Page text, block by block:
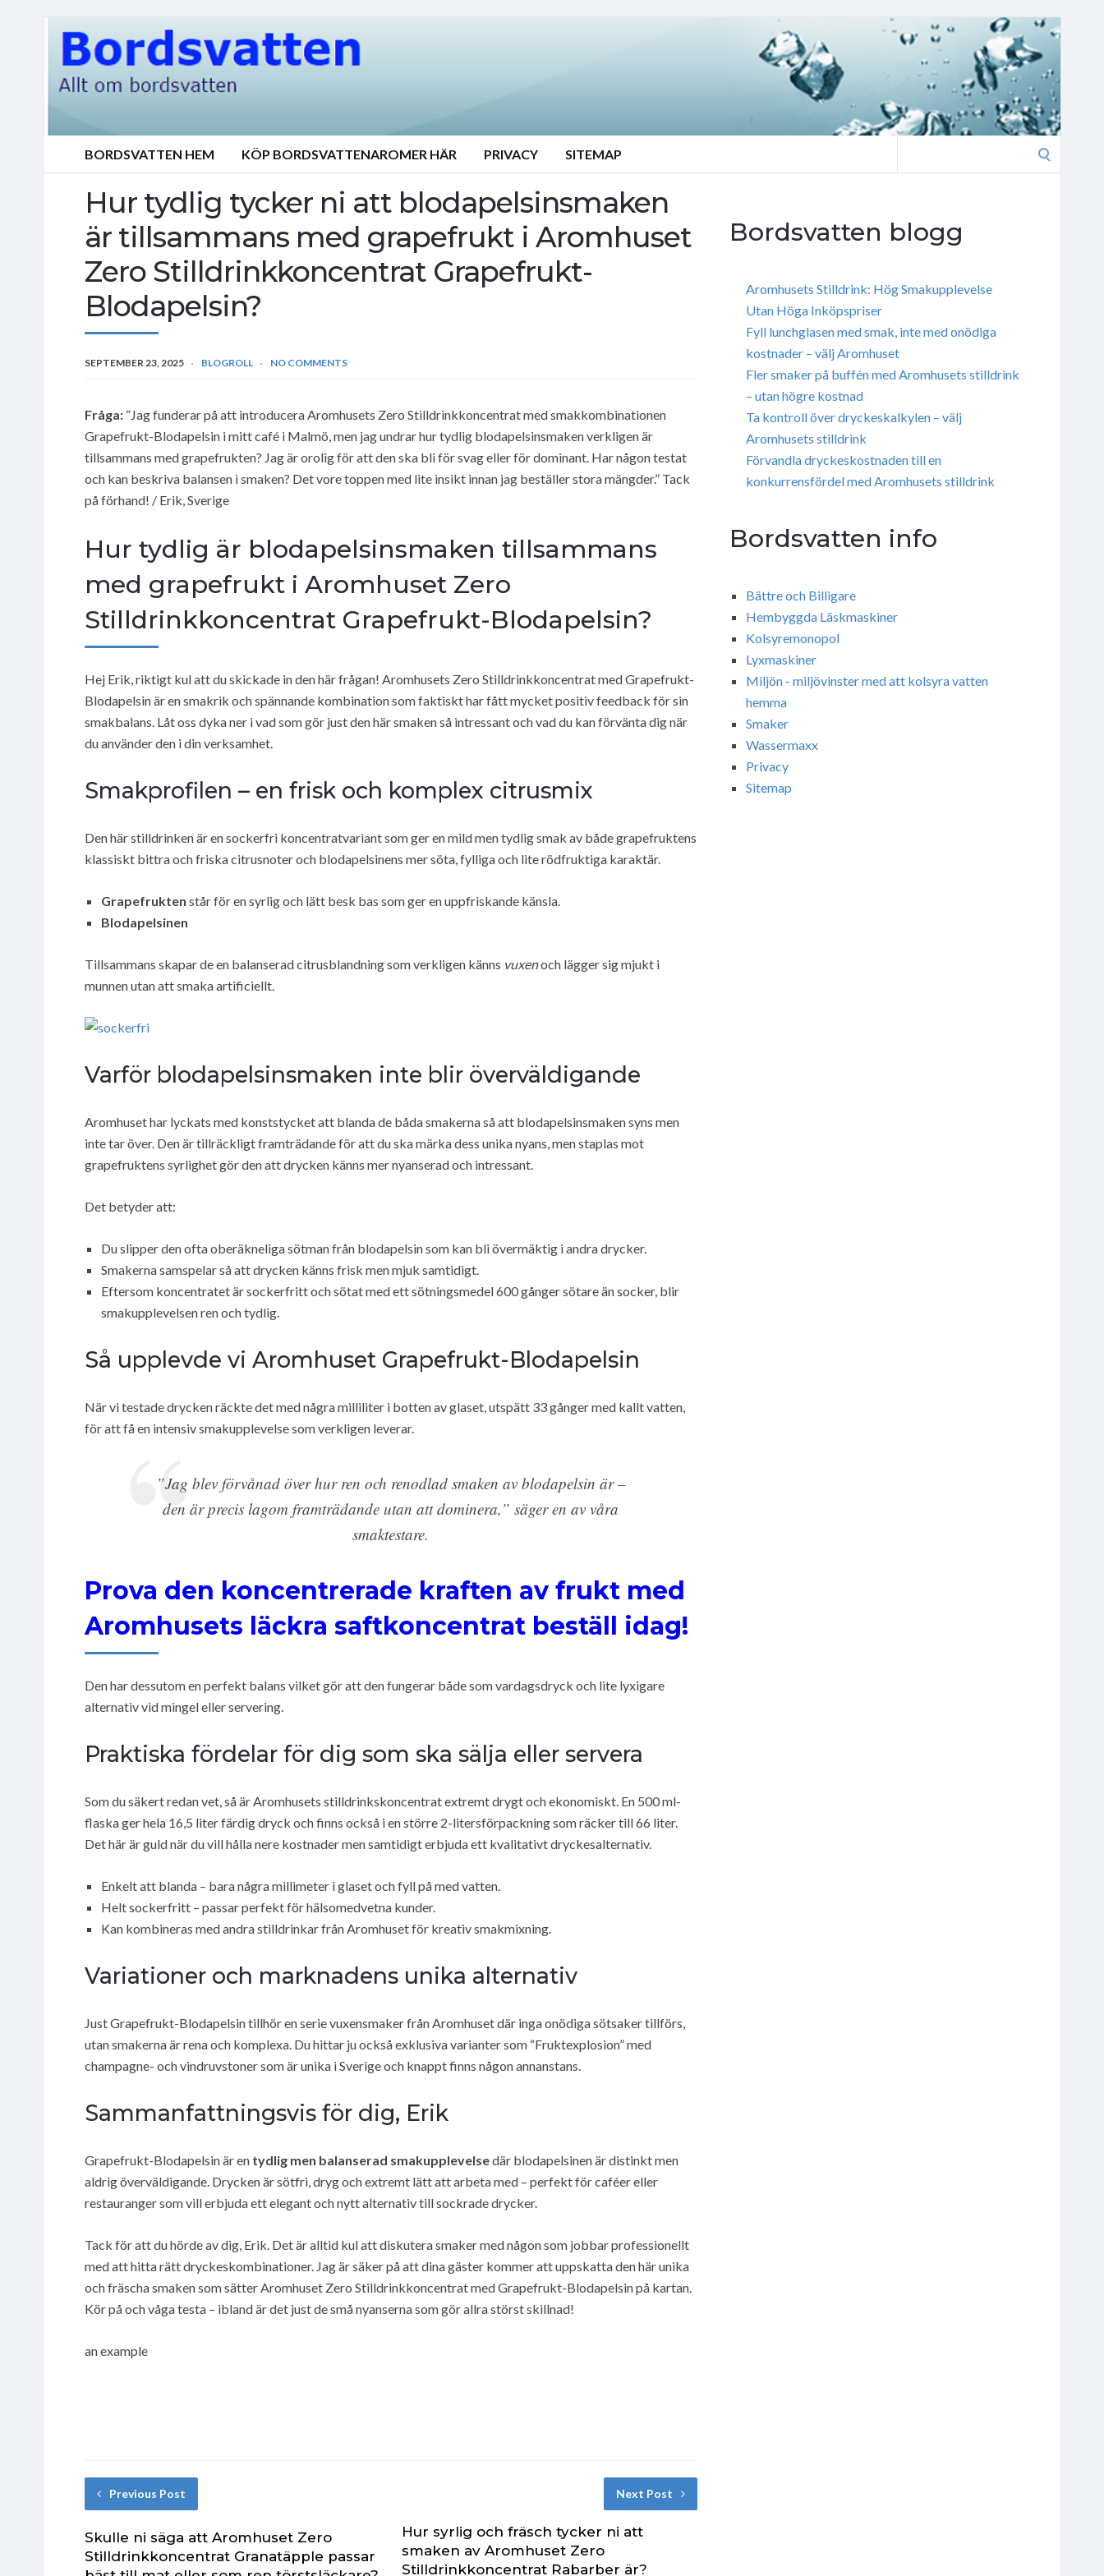
BORDSVATTEN HEM KÖP BORDSVATTENAROMER HÄR PRIVACY SITEMAP
Hur tydlig tycker ni att blodapelsinsmaken
är tillsammans med grapefrukt i Aromhuset
Zero Stilldrinkkoncentrat Grapefrukt-
Blodapelsin?
SEPTEMBER 23, 2025 BLOGROLL NO COMMENTS
Fråga: “Jag funderar på att introducera Aromhusets Zero Stilldrinkkoncentrat med smakkombinationen
Grapefrukt-Blodapelsin i mitt café i Malmö, men jag undrar hur tydlig blodapelsinsmaken verkligen är
tillsammans med grapefrukten? Jag är orolig för att den ska bli för svag eller för dominant. Har någon testat
och kan beskriva balansen i smaken? Det vore toppen med lite insikt innan jag beställer stora mängder.” Tack
på förhand! / Erik, Sverige
Hur tydlig är blodapelsinsmaken tillsammans
med grapefrukt i Aromhuset Zero
Stilldrinkkoncentrat Grapefrukt-Blodapelsin?
Hej Erik, riktigt kul att du skickade in den här frågan! Aromhusets Zero Stilldrinkkoncentrat med Grapefrukt-
Blodapelsin är en smakrik och spännande kombination som faktiskt har fått mycket positiv feedback för sin
smakbalans. Låt oss dyka ner i vad som gör just den här smaken så intressant och vad du kan förvänta dig när
du använder den i din verksamhet.
Smakprofilen – en frisk och komplex citrusmix
Den här stilldrinken är en sockerfri koncentratvariant som ger en mild men tydlig smak av både grapefruktens
klassiskt bittra och friska citrusnoter och blodapelsinens mer söta, fylliga och lite rödfruktiga karaktär.
Grapefrukten står för en syrlig och lätt besk bas som ger en uppfriskande känsla.
Blodapelsinen
Tillsammans skapar de en balanserad citrusblandning som verkligen känns vuxenoch lägger sig mjukt i
munnen utan att smaka artificiellt.
Varför blodapelsinsmaken inte blir överväldigande
Aromhuset har lyckats med konststycket att blanda de båda smakerna så att blodapelsinsmaken syns men
inte tar över. Den är tillräckligt framträdande för att du ska märka dess unika nyans, men staplas mot
grapefruktens syrlighet gör den att drycken känns mer nyanserad och intressant.
Det betyder att:
Du slipper den ofta oberäkneliga sötman från blodapelsin som kan bli övermäktig i andra drycker.
Smakerna samspelar så att drycken känns frisk men mjuk samtidigt.
Eftersom koncentratet är sockerfritt och sötat med ett sötningsmedel 600 gånger sötare än socker, blir
smakupplevelsen ren och tydlig.
Så upplevde vi Aromhuset Grapefrukt-Blodapelsin
När vi testade drycken räckte det med några milliliter i botten av glaset, utspätt 33 gånger med kallt vatten,
för att få en intensiv smakupplevelse som verkligen leverar.
”Jag blev förvånad över hur ren och renodlad smaken av blodapelsin är –
den är precis lagom framträdande utan att dominera,” säger en av våra
smaktestare.
Prova den koncentrerade kraften av frukt med
Aromhusets läckra saftkoncentrat beställ idag!
Den har dessutom en perfekt balans vilket gör att den fungerar både som vardagsdryck och lite lyxigare
alternativ vid mingel eller servering.
Praktiska fördelar för dig som ska sälja eller servera
Som du säkert redan vet, så är Aromhusets stilldrinkskoncentrat extremt drygt och ekonomiskt. En 500 ml-
flaska ger hela 16,5 liter färdig dryck och finns också i en större 2-litersförpackning som räcker till 66 liter.
Det här är guld när du vill hålla nere kostnader men samtidigt erbjuda ett kvalitativt dryckesalternativ.
Enkelt att blanda – bara några millimeter i glaset och fyll på med vatten.
Helt sockerfritt – passar perfekt för hälsomedvetna kunder.
Kan kombineras med andra stilldrinkar från Aromhuset för kreativ smakmixning.
Variationer och marknadens unika alternativ
Just Grapefrukt-Blodapelsin tillhör en serie vuxensmaker från Aromhuset där inga onödiga sötsaker tillförs,
utan smakerna är rena och komplexa. Du hittar ju också exklusiva varianter som “Fruktexplosion” med
champagne- och vindruvstoner som är unika i Sverige och knappt finns någon annanstans.
Sammanfattningsvis för dig, Erik
Grapefrukt-Blodapelsin är en tydlig men balanserad smakupplevelsedär blodapelsinen är distinkt men
aldrig överväldigande. Drycken är sötfri, dryg och extremt lätt att arbeta med – perfekt för caféer eller
restauranger som vill erbjuda ett elegant och nytt alternativ till sockrade drycker.
Tack för att du hörde av dig, Erik. Det är alltid kul att diskutera smaker med någon som jobbar professionellt
med att hitta rätt dryckeskombinationer. Jag är säker på att dina gäster kommer att uppskatta den här unika
och fräscha smaken som sätter Aromhuset Zero Stilldrinkkoncentrat med Grapefrukt-Blodapelsin på kartan.
Kör på och våga testa – ibland är det just de små nyanserna som gör allra störst skillnad!
an example
Previous Post
Skulle ni säga att Aromhuset Zero
Stilldrinkkoncentrat Granatäpple passar
Next Post
Hur syrlig och fräsch tycker ni att
smaken av Aromhuset Zero
Stilldrinkkoncentrat Rabarber är?
Bordsvatten blogg
Aromhusets Stilldrink: Hög Smakupplevelse
Utan Höga Inköpspriser
Fyll lunchglasen med smak, inte med onödiga
kostnader – välj Aromhuset
Fler smaker på buffén med Aromhusets stilldrink
– utan högre kostnad
Ta kontroll över dryckeskalkylen – välj
Aromhusets stilldrink
Förvandla dryckeskostnaden till en
konkurrensfördel med Aromhusets stilldrink
Bordsvatten info
Bättre och Billigare
Hembyggda Läskmaskiner
Kolsyremonopol
Lyxmaskiner
Miljön - miljövinster med att kolsyra vatten
hemma
Smaker
Wassermaxx
Privacy
Sitemap